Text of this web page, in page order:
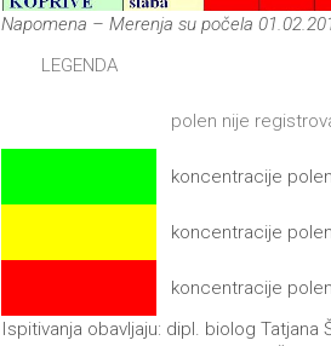
Napomena – Merenja su počela
LEGENDA
polen nije
koncentracije
koncentracije
koncentracije
Ispitivanja obavljaju: dipl. biolog Tatjana